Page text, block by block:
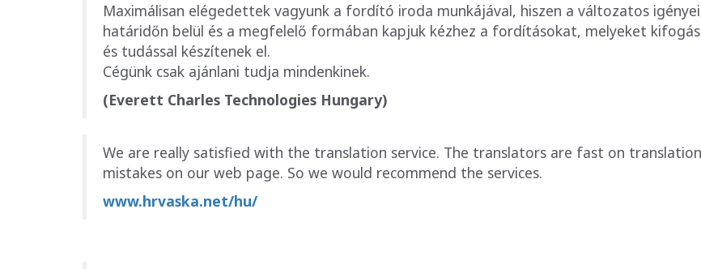
Maximálisan elégedettek vagyunk a fordító iroda munkájával, hiszen a változatos
határidőn belül és a megfelelő formában kapjuk kézhez a fordításokat, melyeket
és tudással készítenek el.
Cégünk csak ajánlani tudja mindenkinek.
(Everett Charles Technologies Hungary)
We are really satisfied with the translation service. The translators are fast on
mistakes on our web page. So we would recommend the services.
www.hrvaska.net/hu/